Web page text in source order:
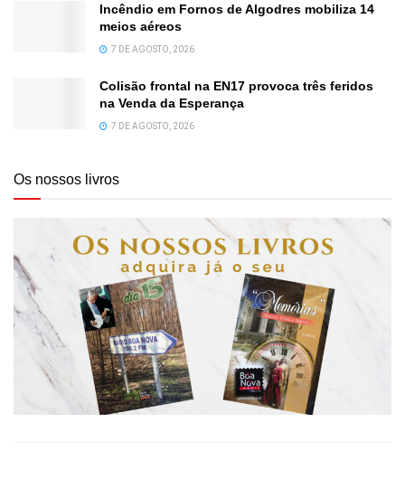
Incêndio em Fornos de Algodres mobiliza 14
meios aéreos
7 DE AGOSTO, 2026
Colisão frontal na EN17 provoca três feridos
na Venda da Esperança
7 DE AGOSTO, 2026
Os nossos livros